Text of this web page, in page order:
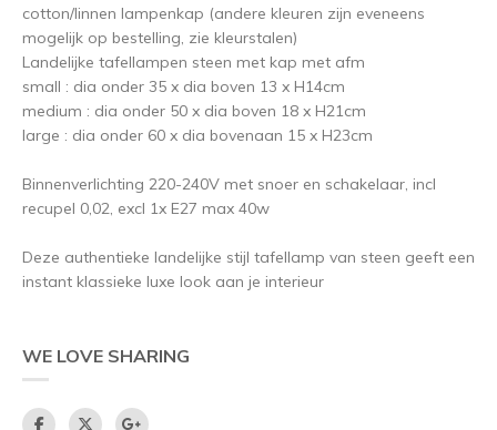
cotton/linnen lampenkap (andere kleuren zijn eveneens
mogelijk op bestelling, zie kleurstalen)
Landelijke tafellampen steen met kap met afm
small : dia onder 35 x dia boven 13 x H14cm
medium : dia onder 50 x dia boven 18 x H21cm
large : dia onder 60 x dia bovenaan 15 x H23cm
Binnenverlichting 220-240V met snoer en schakelaar, incl
recupel 0,02, excl 1x E27 max 40w
Deze authentieke landelijke stijl tafellamp van steen geeft een
instant klassieke luxe look aan je interieur
WE LOVE SHARING